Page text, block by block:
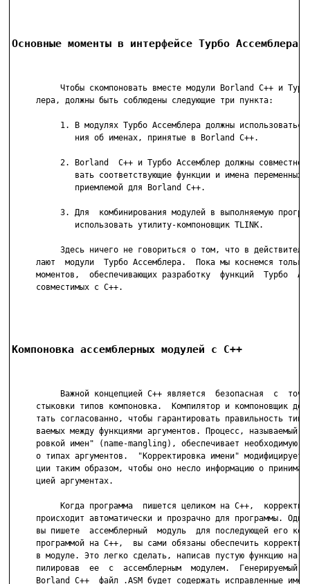
Основные моменты в интерфейсе Турбо Ассемблера
Чтобы скомпоновать вместе модули Borland C++ и
     лера, должны быть соблюдены следующие три пункта:
1. В модулях Турбо Ассемблера должны использоваться
             ния об именах, принятые в Borland C++.
2. Borland  C++ и Турбо Ассемблер должны совместно
вать соответствующие функции и имена переменных
             приемлемой для Borland C++.
3. Для  комбинирования модулей в выполняемую
             использовать утилиту-компоновщик TLINK.
Здесь ничего не говориться о том, что в
лают  модули  Турбо Ассемблера.  Пока мы коснемся только
моментов,  обеспечивающих разработку  функций  Турбо
     совместимых с С++.
Компоновка ассемблерных модулей с С++
Важной концепцией С++ является  безопасная  с
стыковки типов компоновка.  Компилятор и компоновщик
тать согласованно, чтобы гарантировать правильность
ваемых между функциями аргументов. Процесс, называемый
ровкой имен" (name-mangling), обеспечивает необходимую
о типах аргументов.  "Корректировка имени" модифицирует
ции таким образом, чтобы оно несло информацию о
     цией аргументах.
Когда программа  пишется целиком на С++,
происходит автоматически и прозрачно для программы.
вы пишете  ассемблерный  модуль  для последующей его
программой на С++,  вы сами обязаны обеспечить
в модуле. Это легко сделать, написав пустую функцию на
пилировав  ее  с  ассемблерным  модулем.  Генерируемый
Borland С++  файл .ASM будет содержать исправленные